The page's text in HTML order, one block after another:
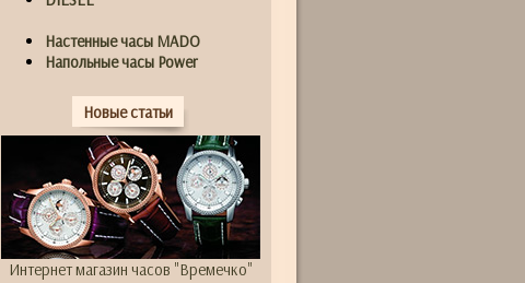
Настенные часы MADO
Напольные часы Power
Новые статьи
Интернет магазин часов "Времечко"